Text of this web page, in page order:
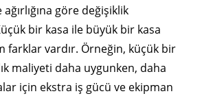
göre değişiklik
bir kasa ile büyük bir kasa
farklar vardır. Örneğin, küçük bir
maliyeti daha uygunken, daha
için ekstra iş gücü ve ekipman